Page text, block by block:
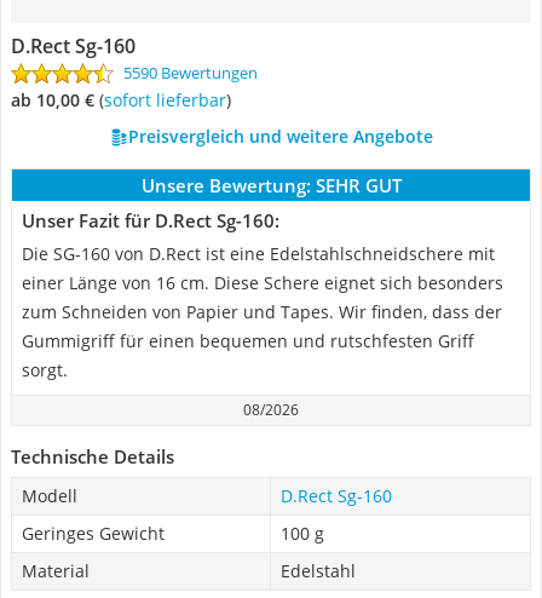
D.Rect Sg-160
5590 Bewertungen
ab 10,00 € ( Sofort lieferbar)
Preisvergleich und weitere Angebote
Unsere Bewertung: SEHR GUT
Unser Fazit für D.Rect Sg-160:
Die SG-160 von D.Rect ist eine Edelstahlschneidschere mit
einer Länge von 16 cm. Diese Schere eignet sich besonders
zum Schneiden von Papier und Tapes. Wir finden, dass der
Gummigriff für einen bequemen und rutschfesten Griff
sorgt.
08/2026
Technische Details
Modell
D.Rect Sg-160
Geringes Gewicht
‎100 g
Material
Edelstahl